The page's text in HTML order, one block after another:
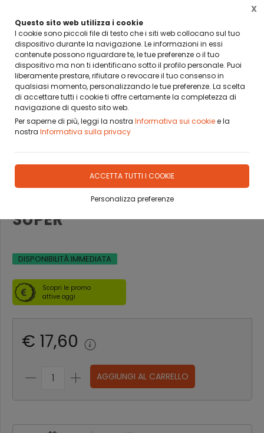
Questo sito web utilizza i cookie
I cookie sono piccoli file di testo che i siti web collocano sul tuo
dispositivo durante la navigazione. Le informazioni in essi
contenute possono riguardare te, le tue preferenze o il tuo
dispositivo ma non ti identificano sotto il profilo personale. Puoi
liberamente prestare, rifiutare o revocare il tuo consenso in
qualsiasi momento, personalizzando le tue preferenze. La scelta
di accettare tutti i cookie ti offre certamente la completezza di
navigazione di questo sito web.
Per saperne di più, leggi la nostra Informativa sui cookiee la
nostra Informativa sulla privacy
ACCETTA TUTTI I COOKIE
Personalizza preferenze
X
DA OGGI PUOI PAGARE CON BANCA SELLA PAY BY LINK
Home Prodotti CALCIOBALILLA RICAMBI RICAMBI ROBERTO SPORT
ULTIMI 2 PEZZI
TAPPO COPRI FORO ROBERTO
SPORT PER GETTONIERA
SUPER
DISPONIBILITÀ IMMEDIATA
Scopri le promo
attive oggi
€ 17,60
AGGIUNGI AL CARRELLO